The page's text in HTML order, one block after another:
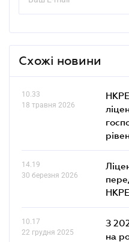
Схожі новини
10.33
18 травня 2026
14.19
30 березня 2026
10.17
22 грудня 2025
З
на